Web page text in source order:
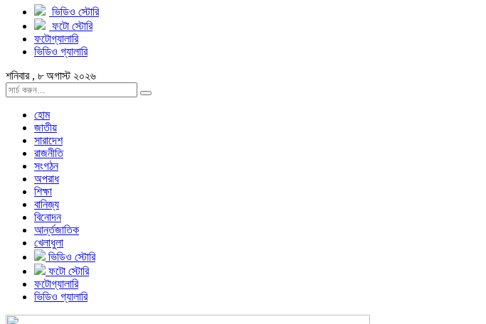
ভিডিও স্টোরি
ফটো স্টোরি
ফটোগ্যালারি
ভিডিও গ্যালারি
শনিবার , ৮ অগাস্ট ২০২৬
হোম
জাতীয়
সারাদেশ
রাজনীতি
সংগঠন
অপরাধ
শিক্ষা
বানিজ্য
বিনোদন
আর্ন্তজাতিক
খেলাধুলা
ভিডিও স্টোরি
ফটো স্টোরি
ফটোগ্যালারি
ভিডিও গ্যালারি